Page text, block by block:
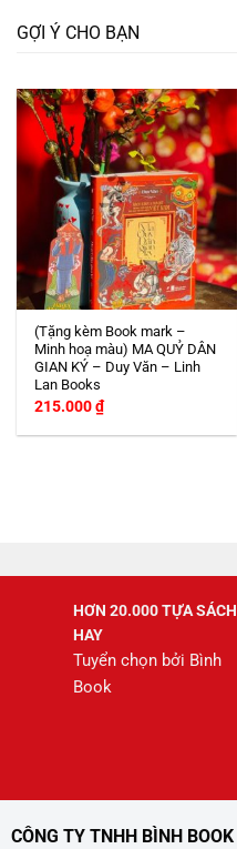
GỢI Ý CHO BẠN
(Tặng kèm Book mark –
Minh hoạ màu) MA QUỶ DÂN
GIAN KÝ – Duy Văn – Linh
Lan Books
215.000₫
HƠN 20.000 TỰA SÁCH
HAY
Tuyển chọn bởi Bình
Book
CÔNG TY TNHH BÌNH BOOK